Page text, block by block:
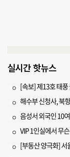
실시간 핫뉴스
[속보] 제13호 태
해수부 신청사, 북
음성서 외국인 10
VIP 1인실에서 무
[부동산 양극화]